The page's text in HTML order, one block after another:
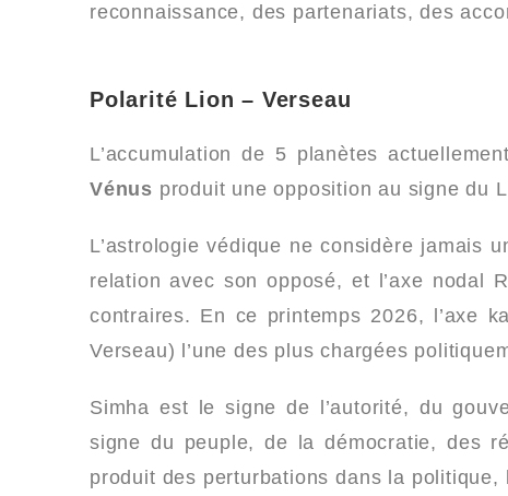
reconnaissance, des partenariats, des
Polarité Lion – Verseau
L’accumulation de 5 planètes
Vénus produit une opposition au signe du
L’astrologie védique ne considère jamais
relation avec son opposé, et l’axe nodal
contraires. En ce printemps 2026, l’axe
Verseau) l’une des plus chargées
Simha est le signe de l’autorité, du
signe du peuple, de la démocratie, des
produit des perturbations dans la politique,